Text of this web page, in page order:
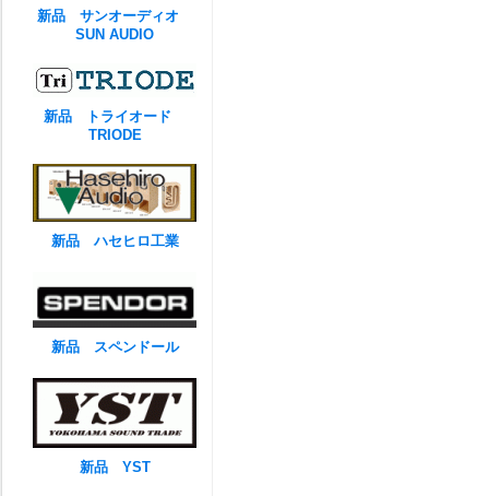
新品 サンオーディオ
SUN AUDIO
新品 トライオード
TRIODE
新品 ハセヒロ工業
新品 スペンドール
新品 YST